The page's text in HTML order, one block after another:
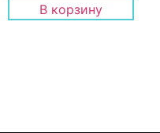
В корзину